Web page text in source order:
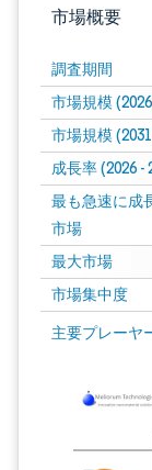
市場概要
調査期間
市場規模
市場規模
成長率 (2026 -
最も急速に成
市場
最大市場
市場集中度
主要プレーヤ
画像 © Mordor